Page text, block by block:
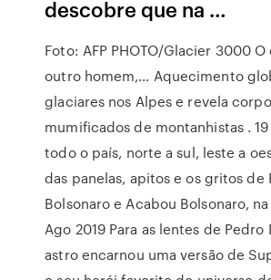
descobre que na …
Foto: AFP PHOTO/Glacier 3000
outro homem,… Aquecimento
glaciares nos Alpes e revela
mumificados de montanhistas .
todo o país, norte a sul, leste a
das panelas, apitos e os gritos de
Bolsonaro e Acabou Bolsonaro,
Ago 2019 Para as lentes de
astro encarnou uma versão de